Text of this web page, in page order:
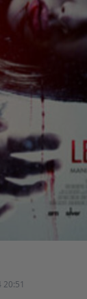
20:51